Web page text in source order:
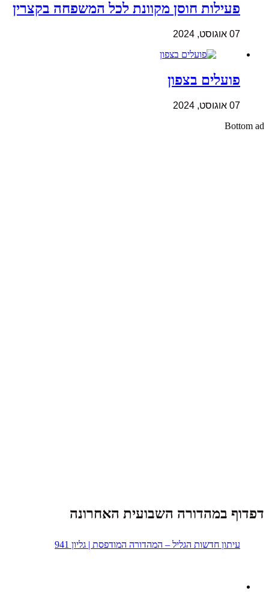
פעילות חוסן מקוונת לכל המשפחה בקצרין
07 אוגוסט, 2024
פועלים בצפון
07 אוגוסט, 2024
Bottom ad
דפדוף במהדורה השבועית האחרונה
עיתון חדשות הגליל – המהדורה המודפסת | גליון 941